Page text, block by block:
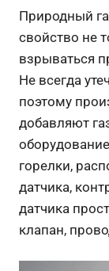
Природный
свойство не
взрываться
Не всегда
поэтому
добавляют
горелки,
датчика,
датчика
клапан,